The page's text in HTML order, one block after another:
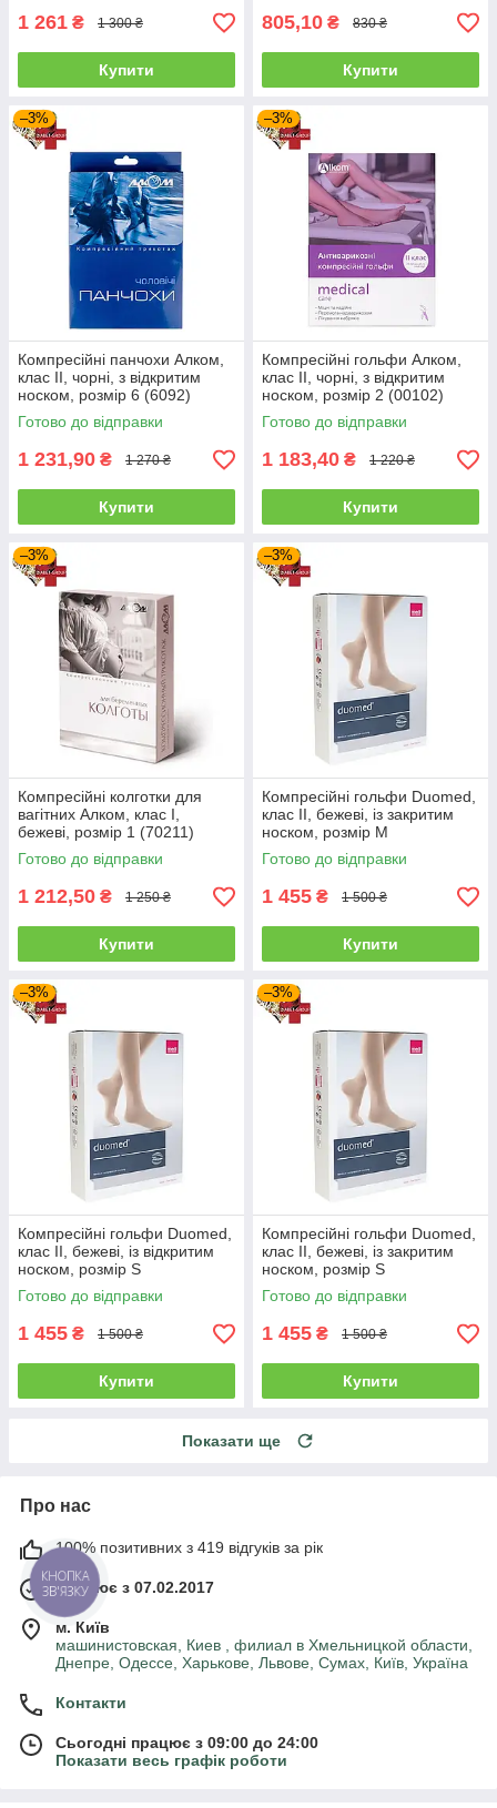
1 261 ₴ 1 300 ₴
Купити
805,10 ₴ 830 ₴
Купити
–3%
Компресійні панчохи Алком,
клас II, чорні, з відкритим
носком, розмір 6 (6092)
Готово до відправки
1 231,90 ₴ 1 270 ₴
Купити
–3%
Компресійні гольфи Алком,
клас II, чорні, з відкритим
носком, розмір 2 (00102)
Готово до відправки
1 183,40 ₴ 1 220 ₴
Купити
–3%
Компресійні колготки для
вагітних Алком, клас I,
бежеві, розмір 1 (70211)
Готово до відправки
1 212,50 ₴ 1 250 ₴
Купити
–3%
Компресійні гольфи Duomed,
клас II, бежеві, із закритим
носком, розмір M
(V240013000)
Готово до відправки
1 455 ₴ 1 500 ₴
Купити
–3%
Компресійні гольфи Duomed,
клас II, бежеві, із відкритим
носком, розмір S
(V240002000)
Готово до відправки
1 455 ₴ 1 500 ₴
Купити
–3%
Компресійні гольфи Duomed,
клас II, бежеві, із закритим
носком, розмір S
(V240002000)
Готово до відправки
1 455 ₴ 1 500 ₴
Купити
Показати ще
Про нас
100% позитивних з 419 відгуків за рік
Працює з 07.02.2017
м. Київ
машинистовская, Киев , филиал в Хмельницкой области,
Днепре, Одессе, Харькове, Львове, Сумах, Київ, Україна
Контакти
Сьогодні працює з 09:00 до 24:00
Показати весь графік роботи
КНОПКА
ЗВ'ЯЗКУ